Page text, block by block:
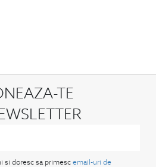
TE
si doresc sa primesc email-uri de